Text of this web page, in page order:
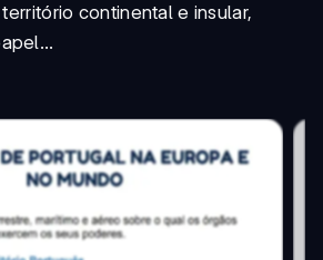
continental e insular,